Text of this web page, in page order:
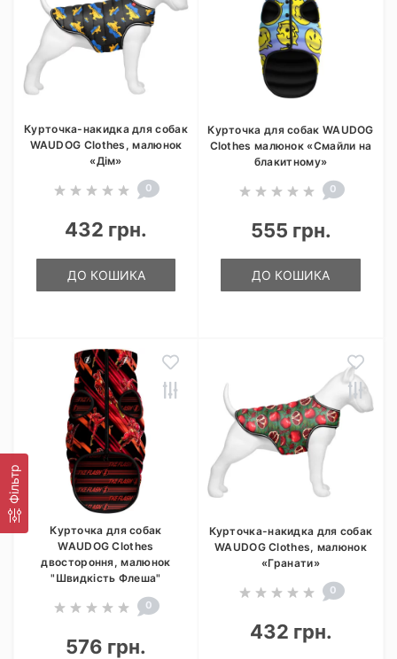
Фільтр
Курточка-накидка для собак
WAUDOG Clothes, малюнок
«Дім»
0
432 грн.
ДО КОШИКА
Курточка для собак WAUDOG
Clothes малюнок «Смайли на
блакитному»
0
555 грн.
ДО КОШИКА
Курточка для собак
WAUDOG Clothes
двостороння, малюнок
"Швидкість Флеша"
0
576 грн.
Курточка-накидка для собак
WAUDOG Clothes, малюнок
«Гранати»
0
432 грн.